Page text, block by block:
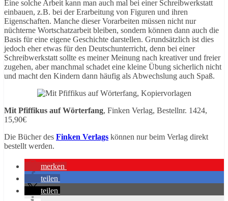
Eine solche Arbeit kann man auch mal bei einer Schreibwerkstatt
einbauen, z.B. bei der Erarbeitung von Figuren und ihren
Eigenschaften. Manche dieser Vorarbeiten müssen nicht nur
nüchterne Wortschatzarbeit bleiben, sondern können dann auch die
Basis für eine eigene Geschichte darstellen. Grundsätzlich ist dies
jedoch eher etwas für den Deutschunterricht, denn bei einer
Schreibwerkstatt sollte es meiner Meinung nach kreativer und freier
zugehen, aber manchmal schadet eine kleine Übung sicherlich nicht
und macht den Kindern dann häufig als Abwechslung auch Spaß.
Mit Pfiffikus auf Wörterfang, Finken Verlag, Bestellnr. 1424,
15,90€
Die Bücher des Finken Verlags können nur beim Verlag direkt
bestellt werden.
merken
teilen
teilen